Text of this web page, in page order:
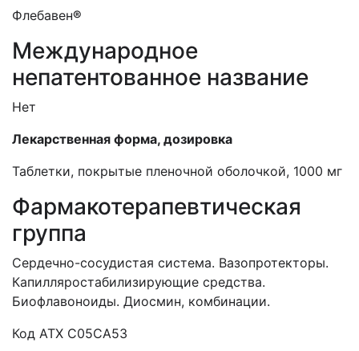
Флебавен®
Международное
непатентованное название
Нет
Лекарственная форма, дозировка
Таблетки, покрытые пленочной оболочкой, 1000 мг
Фармакотерапевтическая
группа
Сердечно-сосудистая система. Вазопротекторы.
Капилляростабилизирующие средства.
Биофлавоноиды. Диосмин, комбинации.
Код АТХ C05СА53